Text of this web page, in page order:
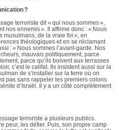
?
terroriste dit « qui nous sommes »,
nos ennemis ». Il affirme donc : « Nous
musulmans, de la vraie foi », en
théologiques et en se réclamant
: « Nous sommes l’avant-garde. Nos
mauvais politiquement, parce
parce qu’ils boivent aux terrasses
c’est le califat. Ils insistent aussi sur la
de s’installer sur la terre où on
pas sans rappeler les premiers colons
d’Israël. Il y a un côté complètement
terroriste a plusieurs publics.
peur, les défier. Puis, son propre camp